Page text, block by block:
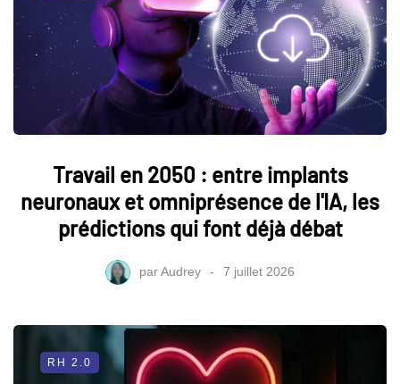
Travail en 2050 : entre implants
neuronaux et omniprésence de l'IA, les
prédictions qui font déjà débat
parAudrey 7 juillet 2026
RH 2.0